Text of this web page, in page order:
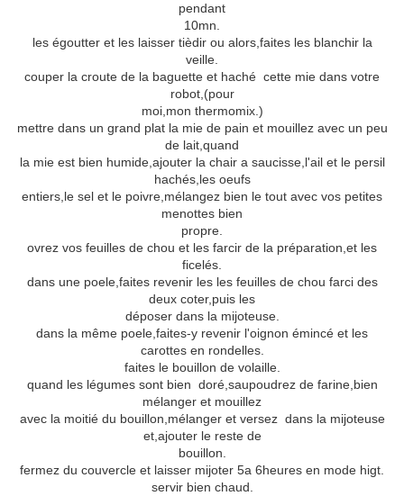
pendant
10mn.
les égoutter et les laisser tièdir ou alors,faites les blanchir la
veille.
couper la croute de la baguette et haché cette mie dans votre
robot,(pour
moi,mon thermomix.)
mettre dans un grand plat la mie de pain et mouillez avec un peu
de lait,quand
la mie est bien humide,ajouter la chair a saucisse,l'ail et le persil
hachés,les oeufs
entiers,le sel et le poivre,mélangez bien le tout avec vos petites
menottes bien
propre.
ovrez vos feuilles de chou et les farcir de la préparation,et les
ficelés.
dans une poele,faites revenir les les feuilles de chou farci des
deux coter,puis les
déposer dans la mijoteuse.
dans la même poele,faites-y revenir l'oignon émincé et les
carottes en rondelles.
faites le bouillon de volaille.
quand les légumes sont bien doré,saupoudrez de farine,bien
mélanger et mouillez
avec la moitié du bouillon,mélanger et versez dans la mijoteuse
et,ajouter le reste de
bouillon.
fermez du couvercle et laisser mijoter 5a 6heures en mode higt.
servir bien chaud.